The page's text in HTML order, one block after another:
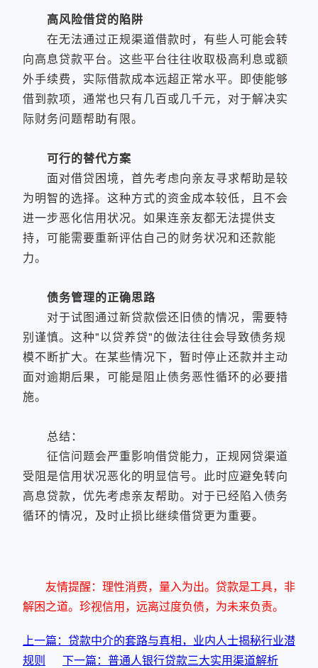
高风险借贷的陷阱
在无法通过正规渠道借款时，有些人可能会转
向高息贷款平台。这些平台往往收取极高利息或额
外手续费，实际借款成本远超正常水平。即使能够
借到款项，通常也只有几百或几千元，对于解决实
际财务问题帮助有限。
可行的替代方案
面对借贷困境，首先考虑向亲友寻求帮助是较
为明智的选择。这种方式的资金成本较低，且不会
进一步恶化信用状况。如果连亲友都无法提供支
持，可能需要重新评估自己的财务状况和还款能
力。
债务管理的正确思路
对于试图通过新贷款偿还旧债的情况，需要特
别谨慎。这种"以贷养贷"的做法往往会导致债务规
模不断扩大。在某些情况下，暂时停止还款并主动
面对逾期后果，可能是阻止债务恶性循环的必要措
施。
总结：
征信问题会严重影响借贷能力，正规网贷渠道
受阻是信用状况恶化的明显信号。此时应避免转向
高息贷款，优先考虑亲友帮助。对于已经陷入债务
循环的情况，及时止损比继续借贷更为重要。
友情提醒：理性消费，量入为出。贷款是工具，非
解困之道。珍视信用，远离过度负债，为未来负责。
上一篇：贷款中介的套路与真相，业内人士揭秘行业潜
规则
下一篇：普通人银行贷款三大实用渠道解析